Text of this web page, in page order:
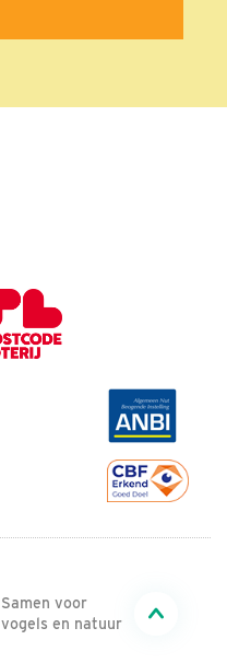
Samen voor
vogels en natuur